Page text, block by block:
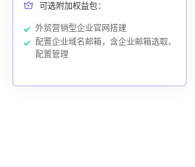
可选附加权益包：
外贸营销型企业官网搭建
配置企业域名邮箱，含企业邮箱选取、
配置管理